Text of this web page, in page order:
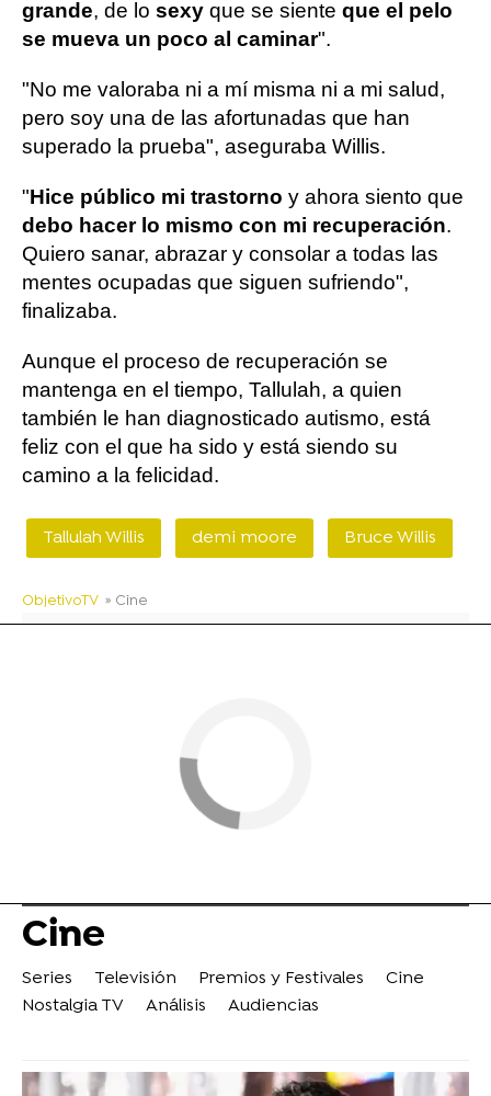
grande, de lo sexy que se siente que el pelo
se mueva un poco al caminar".
"No me valoraba ni a mí misma ni a mi salud,
pero soy una de las afortunadas que han
superado la prueba", aseguraba Willis.
"Hice público mi trastorno y ahora siento que
debo hacer lo mismo con mi recuperación.
Quiero sanar, abrazar y consolar a todas las
mentes ocupadas que siguen sufriendo",
finalizaba.
Aunque el proceso de recuperación se
mantenga en el tiempo, Tallulah, a quien
también le han diagnosticado autismo, está
feliz con el que ha sido y está siendo su
camino a la felicidad.
Tallulah Willis demi moore Bruce Willis
ObjetivoTV » Cine
Cine
Series Televisión Premios y Festivales
Cine
Nostalgia TV
Análisis Audiencias